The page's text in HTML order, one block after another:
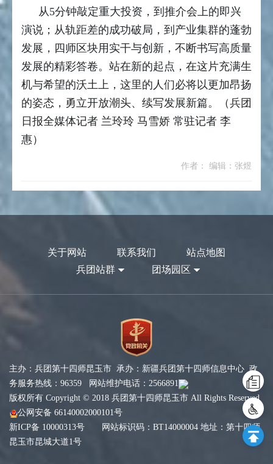
从5分钟敲定重大投资，到推介会上的即兴
演说；从轨距差的成功破局，到产业集群的蓬勃
发展，四师区块用实干与创新，不断书写高质量
发展的精彩答卷。站在新的起点，在这片充满生
机与希望的沃土上，这里的人们必将以更加昂扬
的姿态，勇立开放潮头、续写发展新篇。（兵团
日报全媒体记者 兰玲玲 马雪娇 常驻记者 李
惠）
作者： 编辑：张煜
关于网站 联系我们
站点地图
兵团站群
团场园区
主办：兵团第十四师昆玉市 承办：新疆兵团第十四师信息中心 政
务服务热线：96359 网站维护电话：2566891
版权所有 Copyright © 2018 兵团第十四师昆玉市 All Rights Reserved
公网安备 66140002000101号
新ICP备 10000313号 网站标识码：BT14000004 地址：第十四师
昆玉市昆城大道1号